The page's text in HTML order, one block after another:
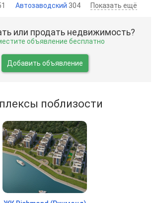
Автозаводский 304 Показать ещё
или продать недвижимость?
объявление бесплатно
Добавить объявление
поблизости